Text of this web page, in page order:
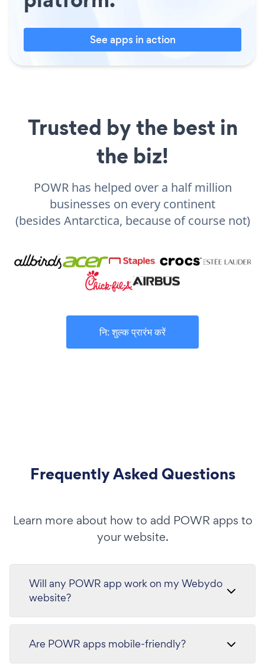
See apps in action
Trusted by the best in
the biz!
POWR has helped over a half million
businesses on every continent
(besides Antarctica, because of course not)
नि: शुल्क प्रारंभ करें
Frequently Asked Questions
Learn more about how to add POWR apps to
your website.
Will any POWR app work on my Webydo
website?
Are POWR apps mobile-friendly?